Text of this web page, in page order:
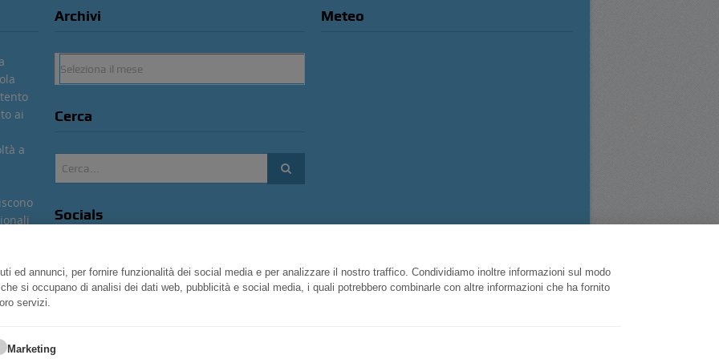
ai
a
sulle
Archivi
Cerca
Socials
facebook
Meteo
ed annunci, per fornire funzionalità dei social media e per analizzare il nostro traffico. Condividiamo inoltre informazioni sul modo
si occupano di analisi dei dati web, pubblicità e social media, i quali potrebbero combinarle con altre informazioni che ha fornito
servizi.
Marketing